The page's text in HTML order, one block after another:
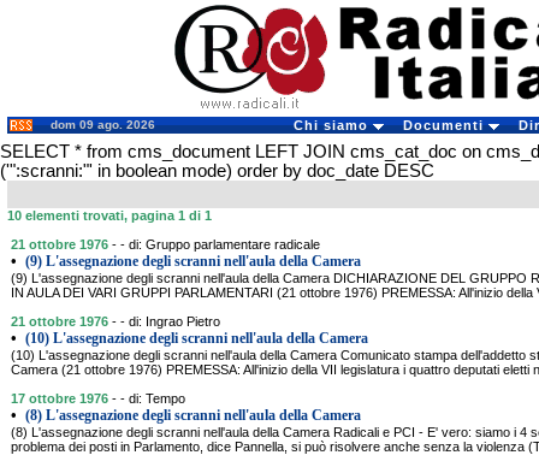
dom 09 ago. 2026 Chi siamo Documenti
SELECT * from cms_document LEFT JOIN cms_cat_doc on
('":scranni:"' in boolean mode) order by doc_date DESC
10 elementi trovati, pagina 1 di 1
21 ottobre 1976 - - di: Gruppo parlamentare radicale
• (9) L'assegnazione degli scranni nell'aula della Camera
(9) L'assegnazione degli scranni nell'aula della Camera DICHIARAZIONE DEL GRUPPO
IN AULA DEI VARI GRUPPI PARLAMENTARI (21 ottobre 1976) PREMESSA: All'inizio
21 ottobre 1976 - - di: Ingrao Pietro
• (10) L'assegnazione degli scranni nell'aula della Camera
(10) L'assegnazione degli scranni nell'aula della Camera Comunicato stampa dell'addetto
Camera (21 ottobre 1976) PREMESSA: All'inizio della VII legislatura i quattro deputati eletti
17 ottobre 1976 - - di: Tempo
• (8) L'assegnazione degli scranni nell'aula della Camera
(8) L'assegnazione degli scranni nell'aula della Camera Radicali e PCI - E' vero: siamo i 4
problema dei posti in Parlamento, dice Pannella, si può risolvere anche senza la violenza